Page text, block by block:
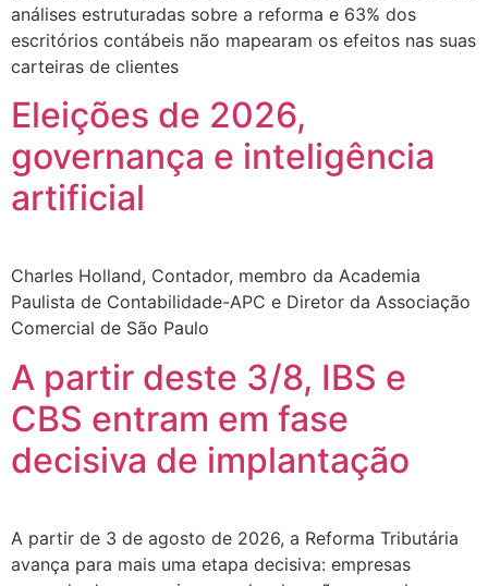
análises estruturadas sobre a reforma e 63% dos
escritórios contábeis não mapearam os efeitos nas suas
carteiras de clientes
Eleições de 2026,
governança e inteligência
artificial
Charles Holland, Contador, membro da Academia
Paulista de Contabilidade-APC e Diretor da Associação
Comercial de São Paulo
A partir deste 3/8, IBS e
CBS entram em fase
decisiva de implantação
A partir de 3 de agosto de 2026, a Reforma Tributária
avança para mais uma etapa decisiva: empresas